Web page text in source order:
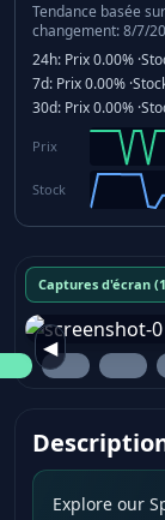
Tendance basée
changement: 8/7/
24h: Prix0.00% ·
7d: Prix0.00% ·
30d: Prix0.00% ·
Prix
Stock
Captures d'écran
◀
Explore our